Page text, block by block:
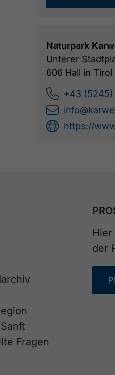
Naturpark
Unterer
606 Hall in Tirol
+43 (5245)
https://
Fragen
der